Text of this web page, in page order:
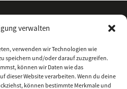
verwalten
verwenden wir Technologien wie
speichern und/oder darauf zuzugreifen.
können wir Daten wie das
dieser Website verarbeiten. Wenn du deine
können bestimmte Merkmale und